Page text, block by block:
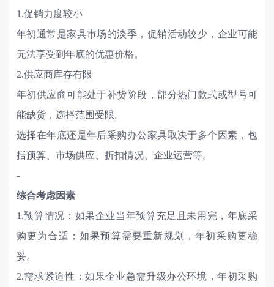
1.促销力度较小
年初通常是家具市场的淡季，促销活动较少，企业可能
无法享受到年底的优惠价格。
2.供应商库存有限
年初供应商可能处于补货阶段，部分热门款式或型号可
能缺货，选择范围受限。
选择在年底还是年后采购办公家具取决于多个因素，包
括预算、市场供应、折扣情况、企业运营等。
-
综合考虑因素
1.预算情况：如果企业当年预算充足且未用完，年底采
购更为合适；如果预算需要重新规划，年初采购更稳
妥。
2.需求紧迫性：如果企业急需升级办公环境，年初采购